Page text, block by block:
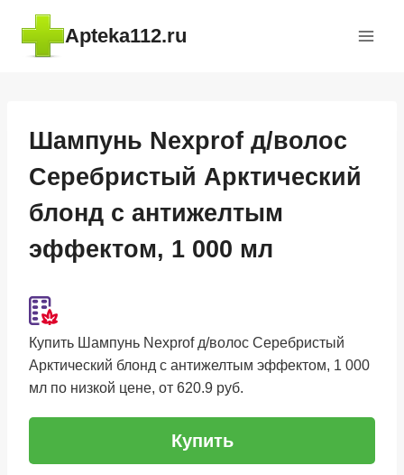
Перейти
содержимому
Apteka112.ru
Шампунь Nexprof д/волос
Серебристый Арктический
блонд с антижелтым
эффектом, 1 000 мл
Купить Шампунь Nexprof д/волос Серебристый
Арктический блонд с антижелтым эффектом, 1 000
мл по низкой цене, от 620.9 руб.
Купить